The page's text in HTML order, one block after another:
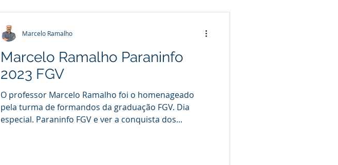
Marcelo Ramalho Paraninfo
2023 FGV
O professor Marcelo Ramalho foi o homenageado
pela turma de formandos da graduação FGV. Dia
especial. Paraninfo FGV e ver a conquista dos...
Marcelo Ramalho